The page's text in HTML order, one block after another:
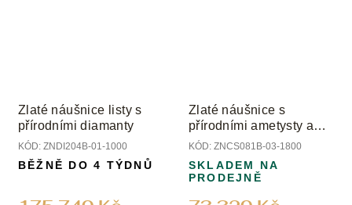
Zlaté náušnice listy s
přírodními diamanty
KÓD: ZNDI204B-01-1000
BĚŽNĚ DO 4 TÝDNŮ
Zlaté náušnice s
přírodními ametysty a
diamanty
KÓD: ZNCS081B-03-1800
SKLADEM NA
PRODEJNĚ